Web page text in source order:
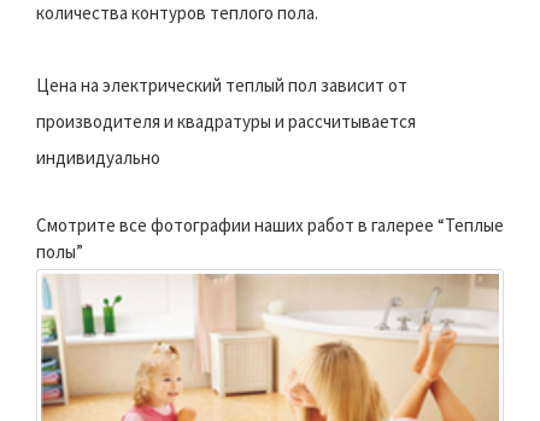
количества контуров теплого пола.
Цена на электрический теплый пол зависит от
производителя и квадратуры и рассчитывается
индивидуально
Смотрите все фотографии наших работ в галерее “Теплые
полы”